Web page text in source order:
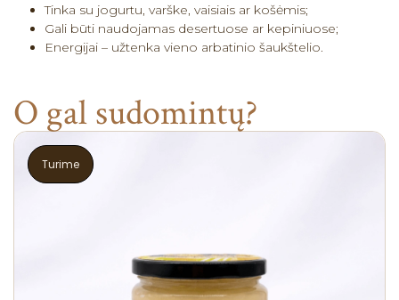
Tinka su jogurtu, varške, vaisiais ar košėmis;
Gali būti naudojamas desertuose ar kepiniuose;
Energijai – užtenka vieno arbatinio šaukštelio.
O gal sudomintų?
Turime